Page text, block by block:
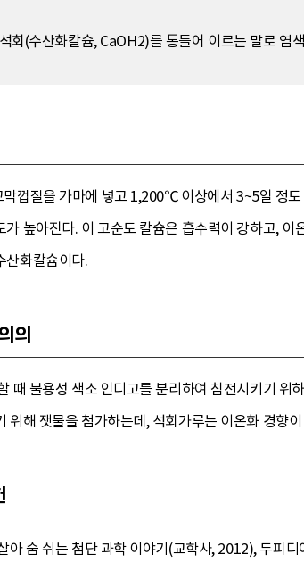
회(수산화칼슘, CaOH2)를 통틀어 이르는 말로 염
막껍질을 가마에 넣고 1,200℃ 이상에서 3~5일 정
가 높아진다. 이 고순도 칼슘은 흡수력이 강하고,
산화칼슘이다.
의
때 불용성 색소 인디고를 분리하여 침전시키기 위
위해 잿물을 첨가하는데, 석회가루는 이온화 경향
아 숨 쉬는 첨단 과학 이야기(교학사, 2012), 두피